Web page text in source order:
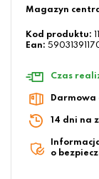
Magazyn
Kod produktu:
Ean:
Czas
Darmowa
14 dni na
o